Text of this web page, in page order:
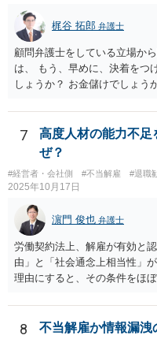
梶谷 拓郎 弁護士
顧問弁護士をしている立場か
は、 もう、早めに、決着をつ
しょうか？ お金儲けでしょう
件を受任して遂行します。 そ
なさいな！」が意味するとこ
が、それには弁護士報酬はつ
額してもらえるわけでもない
め、むしろ他の事件処理がで
すことはあっても、基本的に
手金をもらうということはあ
関係なので、あまり好ましい
が切れる可能性があるからで
なく、顧問会社のためにその
略）を踏まえたうえで事件
は年俸が1200万円と高かった
復職の気持ちを萎えさす意味
る作戦もあるのでしょうか？
7
高度人材の能力不足
ぜ？
#経営者・会社側 #不当解雇 #退職
2025年10月17日
濵門 俊也 弁護士
労働契約法上、解雇が有効と
由」と「社会通念上相当性」
理由にすると、その条件をほ
や配置転換などの改善措置を
「合理的な解雇理由」とは認
8 不当解雇か情報漏洩